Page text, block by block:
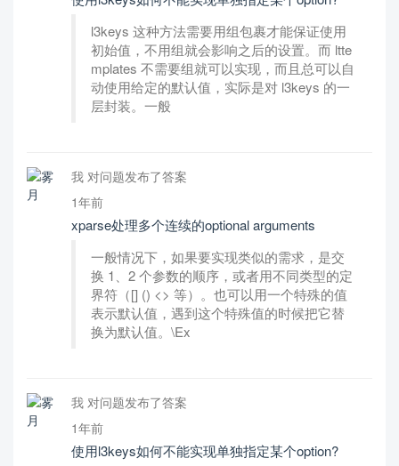
l3keys 这种方法需要用组包裹才能保证使用
初始值，不用组就会影响之后的设置。而 ltte
mplates 不需要组就可以实现，而且总可以自
动使用给定的默认值，实际是对 l3keys 的一
层封装。一般
我 对问题发布了答案
1年前
xparse处理多个连续的optional arguments
一般情况下，如果要实现类似的需求，是交
换 1、2 个参数的顺序，或者用不同类型的定
界符（[] () <> 等）。也可以用一个特殊的值
表示默认值，遇到这个特殊值的时候把它替
换为默认值。\Ex
我 对问题发布了答案
1年前
使用l3keys如何不能实现单独指定某个option?